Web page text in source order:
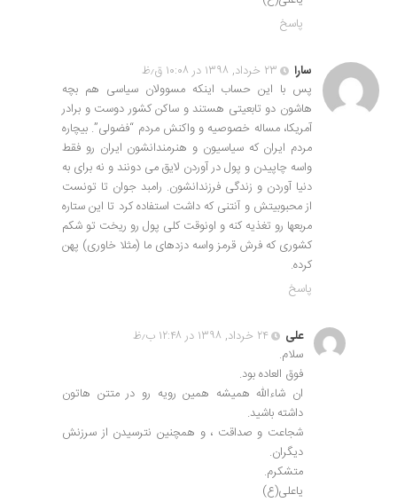
پاسخ
سارا
۲۳ خرداد, ۱۳۹۸ در ۱۰:۰۸ ق٫ظ
پس با این حساب اینکه مسوولان سیاسی هم بچه
هاشون دو تابعیتی هستند و ساکن کشور دوست و برادر
آمریکا، مساله خصوصیه و واکنش مردم “فضولی”. بیچاره
مردم ایران که سیاسیون و هنرمندانشون ایران رو فقط
واسه چاپیدن و پول در آوردن لایق می دونند و نه برای به
دنیا آوردن و زندگی فرزندانشون. رامبد جوان تا تونست
از محبوبیتش و آنتنی که داشت استفاده کرد تا این ستاره
مربعها رو تغذیه کنه و اونوقت کلی پول رو ریخت تو شکم
کشوری که فرش قرمز واسه دزدهای ما (مثلا خاوری) پهن
کرده.
پاسخ
علی
۲۴ خرداد, ۱۳۹۸ در ۱۲:۴۸ ب٫ظ
سلام.
فوق العاده بود.
ان شاءالله همیشه همین رویه رو در متتن هاتون
داشته باشید.
شجاعت و صداقت ، و همچنین نترسیدن از سرزنش
دیگران.
متشکرم.
یاعلی(ع)